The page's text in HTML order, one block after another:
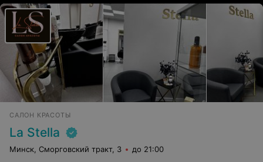
САЛОН КРАСОТЫ
La Stella
Минск, Сморговский тракт, 3 до 21:00